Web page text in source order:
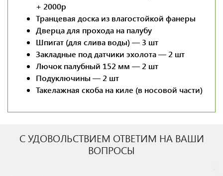
+ 2000р
Транцевая доска из влагостойкой фанеры
Дверца для прохода на палубу
Шпигат (для слива воды) — 3 шт
Закладные под датчики эхолота — 2 шт
Лючок палубный 152 мм — 2 шт
Подуключины — 2 шт
Такелажная скоба на киле (в носовой части)
С УДОВОЛЬСТВИЕМ ОТВЕТИМ НА ВАШИ
ВОПРОСЫ